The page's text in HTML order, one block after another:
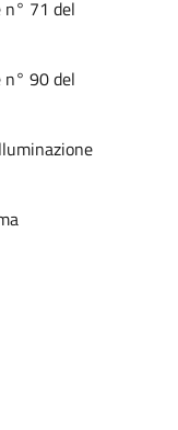
n° 71 del
n° 90 del